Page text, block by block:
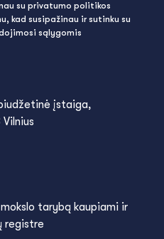
įstaiga,
tarybą kaupiami ir
registre
su privatumo politikos
kad susipažinau ir sutinku su
sąlygomis